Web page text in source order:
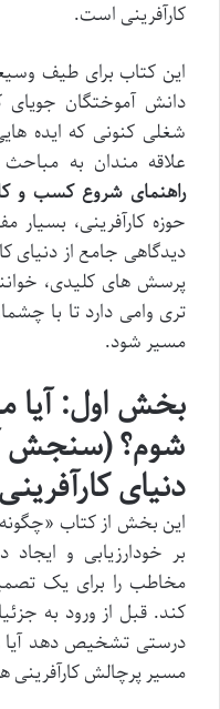
کارآفرینی است.
این کتاب برای طیف
دانش آموختگان جویای
شغلی کنونی که ایده
علاقه مندان به
راهنمای شروع کسب و
حوزه کارآفرینی، بسیار
دیدگاهی جامع از دنیای
پرسش های کلیدی،
تری وامی دارد تا با
مسیر شود.
بخش اول: آیا
شوم؟ (سنجش
دنیای
این بخش از کتاب «چگونه
بر خودارزیابی و
مخاطب را برای یک
کند. قبل از ورود به
درستی تشخیص دهد آیا
مسیر پرچالش